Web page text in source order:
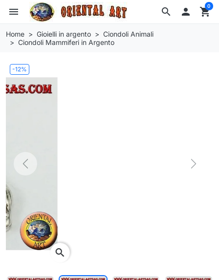
search
menu  shopping_cart
0
Home Gioielli in argento
Ciondoli Animali
Ciondoli Mammiferi in Argento
-12%
Previous Next